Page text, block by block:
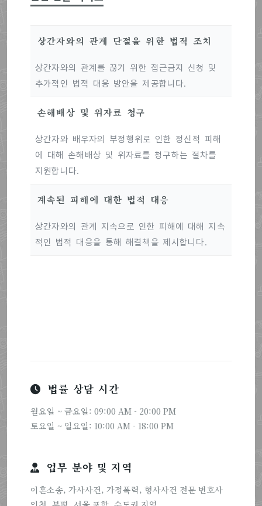
상간자와의 관계 단절을 위한 법적 조치
상간자와의 관계를 끊기 위한 접근금지 신청 및
추가적인 법적 대응 방안을 제공합니다.
손해배상 및 위자료 청구
상간자와 배우자의 부정행위로 인한 정신적 피해
에 대해 손해배상 및 위자료를 청구하는 절차를
지원합니다.
계속된 피해에 대한 법적 대응
상간자와의 관계 지속으로 인한 피해에 대해 지속
적인 법적 대응을 통해 해결책을 제시합니다.
법률 상담 시간
월요일 ~ 금요일: 09:00 AM - 20:00 PM
토요일 ~ 일요일: 10:00 AM - 18:00 PM
업무 분야 및 지역
이혼소송, 가사사건, 가정폭력, 형사사건 전문 변호사